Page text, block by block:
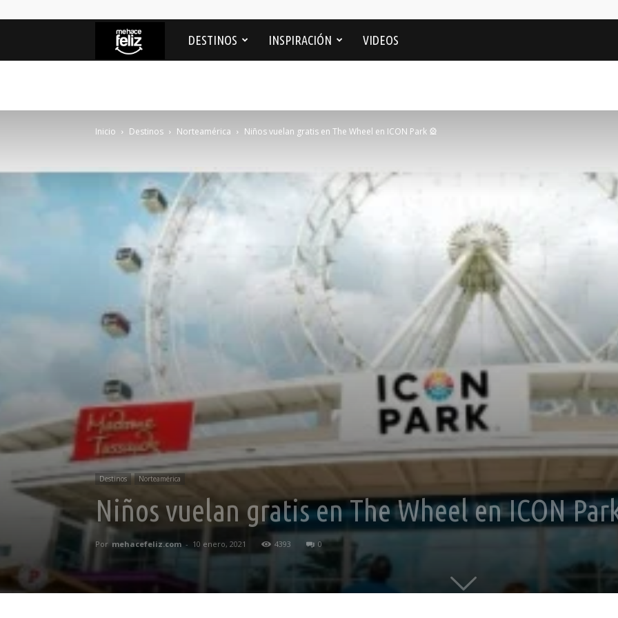
MeDESTINOS INSPIRACIÓN VIDEOS
Inicio Destinos Norteamérica Niños vuelan gratis en The Wheel en ICON Park 🎡
Destinos Norteamérica
Niños vuelan gratis en The Wheel en ICON
Por mehacefeliz.com - 10 enero, 2021 4393 0